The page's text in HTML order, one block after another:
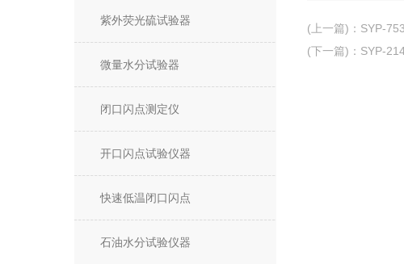
紫外荧光硫试验器
微量水分试验器
闭口闪点测定仪
开口闪点试验仪器
快速低温闭口闪点
石油水分试验仪器
(上一篇) ： SYP-
(下一篇) ： SYP-